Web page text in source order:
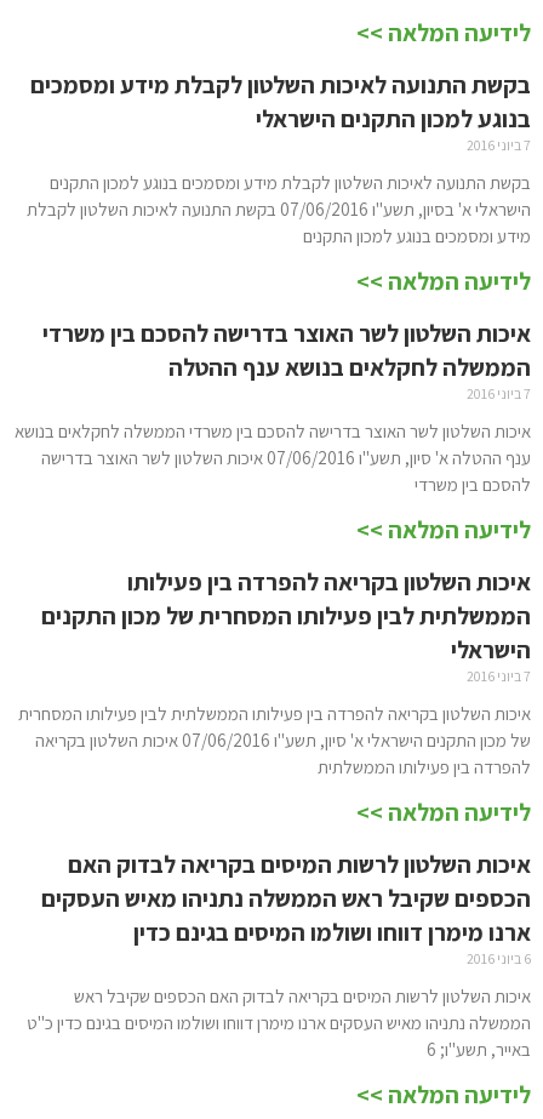
לידיעה המלאה >>
בקשת התנועה לאיכות השלטון לקבלת מידע ומסמכים
בנוגע למכון התקנים הישראלי
7 ביוני 2016
בקשת התנועה לאיכות השלטון לקבלת מידע ומסמכים בנוגע למכון התקנים
הישראלי א' בסיון, תשע"ו 07/06/2016 בקשת התנועה לאיכות השלטון לקבלת
מידע ומסמכים בנוגע למכון התקנים
לידיעה המלאה >>
איכות השלטון לשר האוצר בדרישה להסכם בין משרדי
הממשלה לחקלאים בנושא ענף ההטלה
7 ביוני 2016
איכות השלטון לשר האוצר בדרישה להסכם בין משרדי הממשלה לחקלאים בנושא
ענף ההטלה א' סיון, תשע"ו 07/06/2016 איכות השלטון לשר האוצר בדרישה
להסכם בין משרדי
לידיעה המלאה >>
איכות השלטון בקריאה להפרדה בין פעילותו
הממשלתית לבין פעילותו המסחרית של מכון התקנים
הישראלי
7 ביוני 2016
איכות השלטון בקריאה להפרדה בין פעילותו הממשלתית לבין פעילותו המסחרית
של מכון התקנים הישראלי א' סיון, תשע"ו 07/06/2016 איכות השלטון בקריאה
להפרדה בין פעילותו הממשלתית
לידיעה המלאה >>
איכות השלטון לרשות המיסים בקריאה לבדוק האם
הכספים שקיבל ראש הממשלה נתניהו מאיש העסקים
ארנו מימרן דווחו ושולמו המיסים בגינם כדין
6 ביוני 2016
איכות השלטון לרשות המיסים בקריאה לבדוק האם הכספים שקיבל ראש
הממשלה נתניהו מאיש העסקים ארנו מימרן דווחו ושולמו המיסים בגינם כדין כ"ט
באייר, תשע"ו; 6
לידיעה המלאה >>